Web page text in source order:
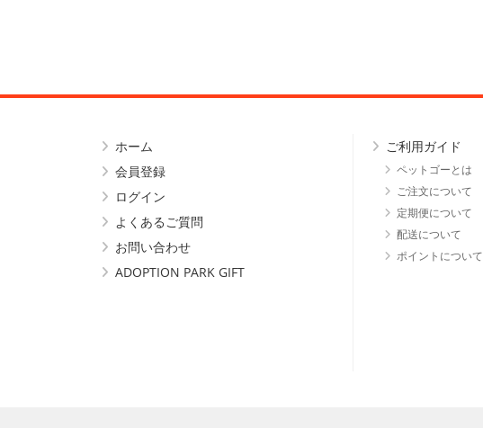
ホーム
会員登録
ログイン
よくあるご質問
お問い合わせ
ADOPTION PARK GIFT
ご利用ガイド
ペットゴーとは
ご注文について
定期便について
配送について
ポイントについて